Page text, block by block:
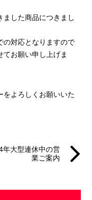
ました商品につきまし
の対応となりますので
お願い申し上げま
をよろしくお願いいた
年大型連休中の営
業ご案内